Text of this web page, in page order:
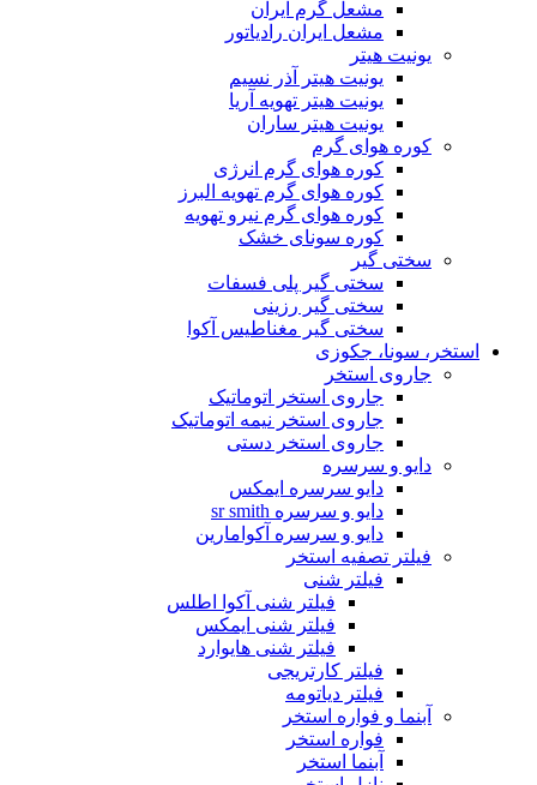
مشعل گرم ایران
مشعل ایران رادیاتور
یونیت هیتر
یونیت هیتر آذر نسیم
یونیت هیتر تهویه آریا
یونیت هیتر ساران
کوره هوای گرم
کوره هوای گرم انرژی
کوره هوای گرم تهویه البرز
کوره هوای گرم نیرو تهویه
کوره سونای خشک
سختی گیر
سختی گیر پلی فسفات
سختی گیر رزینی
سختی گیر مغناطیس آکوا
استخر، سونا، جکوزی
جاروی استخر
جاروی استخر اتوماتیک
جاروی استخر نیمه اتوماتیک
جاروی استخر دستی
دایو و سرسره
دایو سرسره ایمکس
دایو و سرسره sr smith
دایو و سرسره آکوامارین
فیلتر تصفیه استخر
فیلتر شنی
فیلتر شنی آکوا اطلس
فیلتر شنی ایمکس
فیلتر شنی هایوارد
فیلتر کارتریجی
فیلتر دیاتومه
آبنما و فواره استخر
فواره استخر
آبنما استخر